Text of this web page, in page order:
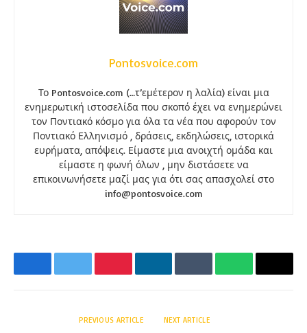
Pontosvoice.com
Το Pontosvoice.com (…τ’εμέτερον η λαλία) είναι μια
ενημερωτική ιστοσελίδα που σκοπό έχει να ενημερώνει
τον Ποντιακό κόσμο για όλα τα νέα που αφορούν τον
Ποντιακό Ελληνισμό , δράσεις, εκδηλώσεις, ιστορικά
ευρήματα, απόψεις. Είμαστε μια ανοιχτή ομάδα και
είμαστε η φωνή όλων , μην διστάσετε να
επικοινωνήσετε μαζί μας για ότι σας απασχολεί στο
info@pontosvoice.com
FacebookTwitterPinterestLinkedInTumblr WhatsApp
Email
PREVIOUS ARTICLE NEXT ARTICLE